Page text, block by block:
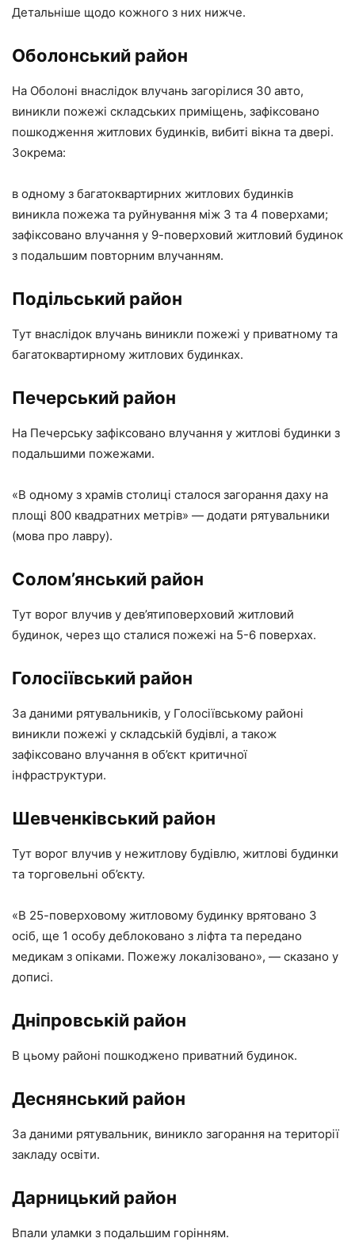
Детальніше щодо кожного з них нижче.
Оболонський район
На Оболоні внаслідок влучань загорілися 30 авто,
виникли пожежі складських приміщень, зафіксовано
пошкодження житлових будинків, вибиті вікна та двері.
Зокрема:
в одному з багатоквартирних житлових будинків
виникла пожежа та руйнування між 3 та 4 поверхами;
зафіксовано влучання у 9-поверховий житловий будинок
з подальшим повторним влучанням.
Подільський район
Тут внаслідок влучань виникли пожежі у приватному та
багатоквартирному житлових будинках.
Печерський район
На Печерську зафіксовано влучання у житлові будинки з
подальшими пожежами.
«В одному з храмів столиці сталося загорання даху на
площі 800 квадратних метрів» — додати рятувальники
(мова про лавру).
Солом’янський район
Тут ворог влучив у дев’ятиповерховий житловий
будинок, через що сталися пожежі на 5-6 поверхах.
Голосіївський район
За даними рятувальників, у Голосіївському районі
виникли пожежі у складській будівлі, а також
зафіксовано влучання в об’єкт критичної
інфраструктури.
Шевченківський район
Тут ворог влучив у нежитлову будівлю, житлові будинки
та торговельні об’єкту.
«В 25-поверховому житловому будинку врятовано 3
осіб, ще 1 особу деблоковано з ліфта та передано
медикам з опіками. Пожежу локалізовано», — сказано у
дописі.
Дніпровській район
В цьому районі пошкоджено приватний будинок.
Деснянський район
За даними рятувальник, виникло загорання на території
закладу освіти.
Дарницький район
Впали уламки з подальшим горінням.